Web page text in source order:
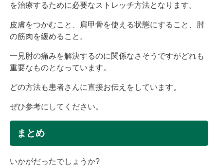
を治療するために必要なストレッチ方法となります。
皮膚をつかむこと、肩甲骨を使える状態にすること、肘
の筋肉を緩めること。
一見肘の痛みを解決するのに関係なさそうですがどれも
重要なものとなっています。
どの方法も患者さんに直接お伝えをしています。
ぜひ参考にしてください。
まとめ
いかがだったでしょうか?